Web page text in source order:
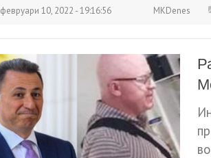
февруари 10, 2022 - 19:16:56 MKDenes